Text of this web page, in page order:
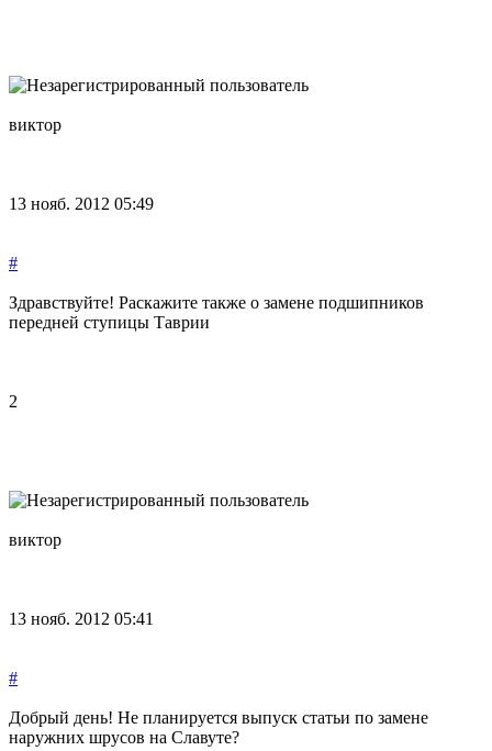
виктор
13 нояб. 2012 05:49
#
Здравствуйте! Раскажите также о замене подшипников
передней ступицы Таврии
2
виктор
13 нояб. 2012 05:41
#
Добрый день! Не планируется выпуск статьи по замене
наружних шрусов на Славуте?